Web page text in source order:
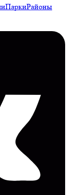
ПаркиРайоны